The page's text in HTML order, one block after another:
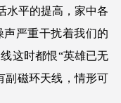
水平的提高，家中各
严重干扰着我们的
这时都恨“英雄已无
磁环天线，情形可